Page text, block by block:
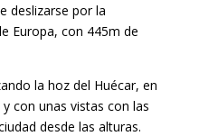
deslizarse por la
Europa, con 445m de
la hoz del Huécar, en
con unas vistas con las
desde las alturas.